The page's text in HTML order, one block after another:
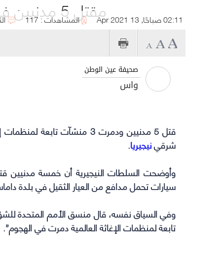
مقتل 5 مدنيين في نيجيريا إثر هجوم إرهابي 02:11 صباحًا, 13 Apr 2021 المشاهدات : 117
صحيفة عين الوطن
واس
قتل 5 مدنيين ودمرت 3 منشآت
شرقينيجيريا.
وأوضحت السلطات النيجيرية أن خمسة مدنيين
سيارات تحمل مدافع من العيار الثقيل في بلدة
وفي السياق نفسه، قال منسق الأمم المتحدة
تابعة لمنظمات الإغاثة العالمية دمرت في الهجوم”.